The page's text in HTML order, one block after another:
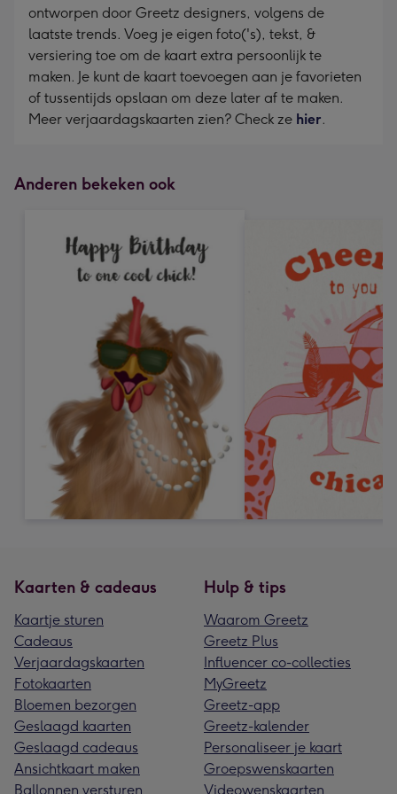
ontworpen door Greetz designers, volgens de
laatste trends. Voeg je eigen foto('s), tekst, &
versiering toe om de kaart extra persoonlijk te
maken. Je kunt de kaart toevoegen aan je favorieten
of tussentijds opslaan om deze later af te maken.
Meer verjaardagskaarten zien? Check ze hier.
Anderen bekeken ook
Kaarten & cadeaus
Kaartje sturen
Cadeaus
Verjaardagskaarten
Fotokaarten
Bloemen bezorgen
Geslaagd kaarten
Geslaagd cadeaus
Ansichtkaart maken
Ballonnen versturen
Hulp & tips
Waarom Greetz
Greetz Plus
Influencer co-collecties
MyGreetz
Greetz-app
Greetz-kalender
Personaliseer je kaart
Groepswenskaarten
Videowenskaarten